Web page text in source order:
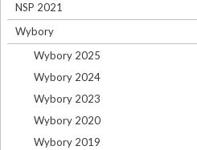
NSP 2021
Wybory
Wybory 2025
Wybory 2024
Wybory 2023
Wybory 2020
Wybory 2019